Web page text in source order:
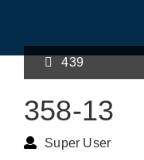
439
358-13
Super User